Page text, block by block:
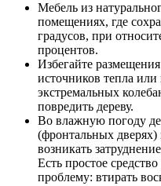
Мебель из
помещениях, где
градусов, при
процентов.
Избегайте
источников тепла
экстремальных
повредить дереву.
Во влажную погоду
(фронтальных дверях)
возникать
Есть простое
проблему: втирать